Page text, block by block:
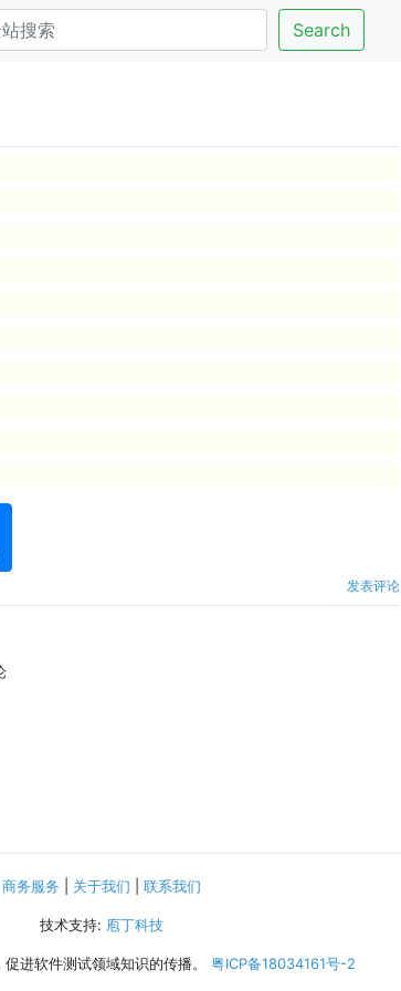
Search
发表评论
商务服务 关于我们 联系我们
技术支持: 庖丁科技
促进软件测试领域知识的传播。 粤ICP备18034161号-2